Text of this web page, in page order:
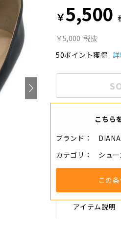
￥5,500
￥5,000 税抜
50ポイント獲得
こちら
ブランド
カテゴリ
シュ
この
アイテム説明